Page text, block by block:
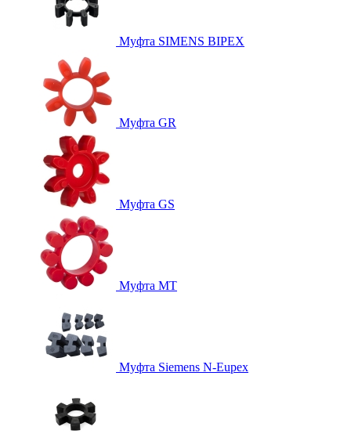
Муфта SIMENS BIPEX
Муфта GR
Муфта GS
Муфта MT
Муфта Siemens N-Eupex